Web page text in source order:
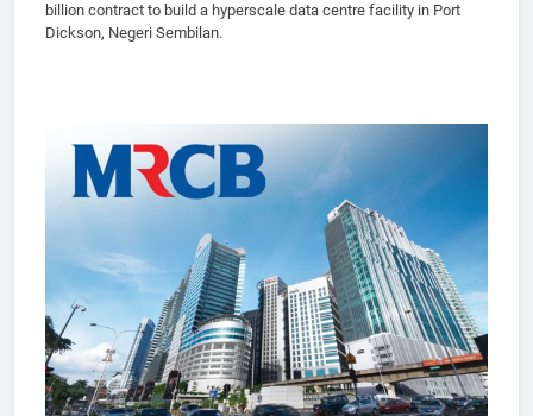
billion contract to build a hyperscale data centre facility in Port
Dickson, Negeri Sembilan.